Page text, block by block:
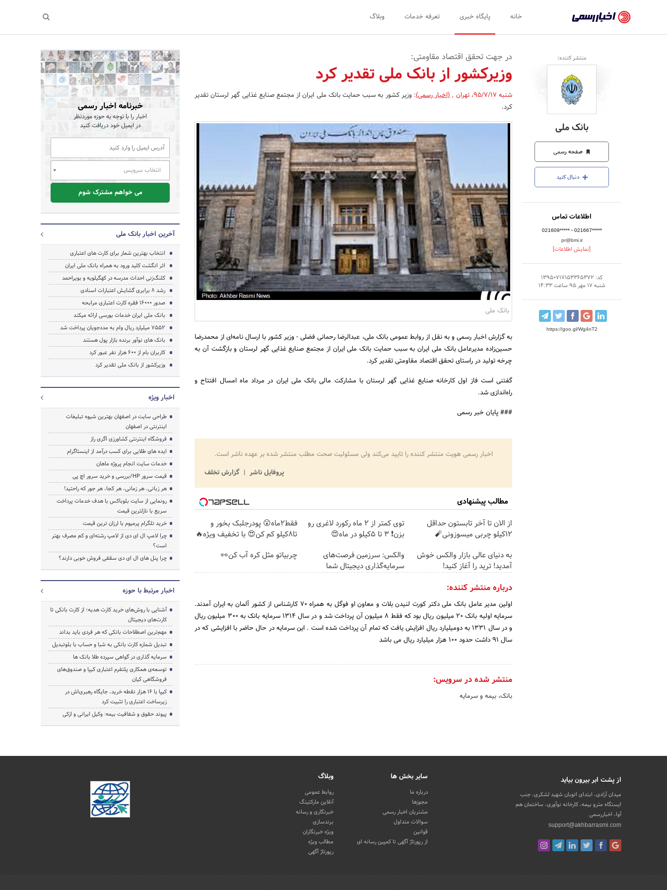
رسمی
-
اخبار
تایید
شده
شرکت‌ها،
سازمان‌ها
و
روابط
عمومی‌ها
خانه پایگاه خبری تعرفه خدمات وبلاگ
منتشر کننده:
بانک ملی
صفحه رسمی
دنبال کنید
اطلاعات تماس
021609***** - 021667*****
pr@bmi.ir
[نمایش اطلاعات]
کد: 13950717153365372
شنبه 17 مهر 95 ساعت 14:33
https://goo.gl/Wg4nT2
در جهت تحقق اقتصاد مقاومتی:
وزیرکشور از بانک ملی تقدیر کرد
شنبه 95/7/17 ،تهران ,(اخبار رسمی): وزیر کشور به سبب حمایت بانک ملی ایران از مجتمع صنایع غذایی گهر لرستان تقدیر
کرد.
بانک ملی
به گزارش اخبار رسمی و به نقل از روابط عمومی بانک ملی، عبدالرضا رحمانی فضلی - وزیر کشور با ارسال نامه‌ای از محمدرضا
حسین‌زاده مدیرعامل بانک ملی ایران به سبب حمایت بانک ملی ایران از مجتمع صنایع غذایی گهر لرستان و بازگشت آن به
چرخه تولید در راستای تحقق اقتصاد مقاومتی تقدیر کرد.
گفتنی است فاز اول کارخانه صنایع غذایی گهر لرستان با مشارکت مالی بانک ملی ایران در مرداد ماه امسال افتتاح و
راه‌اندازی شد.
### پایان خبر رسمی
اخبار رسمی هویت منتشر کننده را تایید می‌کند ولی مسئولیت صحت مطلب منتشر شده بر عهده ناشر است.
پروفایل ناشر
گزارش تخلف
مطالب پیشنهادی
از الان تا آخر تابستون حداقل
12کیلو چربی میسوزونی🧨
توی کمتر از 2 ماه رکورد لاغری رو
بزن❗ 3 تا 5کیلو در ماه😍
فقط2ماه😮 پودرجلبک بخور و
تا8کیلو کم کن😍 با تخفیف ویژه🔥
به دنیای عالی بازار والکس خوش
آمدید! ترید را آغاز کنید!
والکس: سرزمین فرصت‌های
سرمایه‌گذاری دیجیتال شما
چربیاتو مثل کره آب کن👀
درباره منتشر کننده:
اولین مدیر عامل بانک ملی دکتر کورت لنیدن بلات و معاون او فوگل به همراه 70 کارشناس از کشور آلمان به ایران آمدند.
سرمایه اولیه بانک 20 میلیون ریال بود که فقط 8 میلیون آن پرداخت شد و در سال 1314 سرمایه بانک به 300 میلیون ریال
و در سال 1331 به دومیلیارد ریال افزایش یافت که تمام آن پرداخت شده است . این سرمایه در حال حاضر با افزایشی که در
سال 91 داشت حدود 100 هزار میلیارد ریال می باشد
منتشر شده در سرویس:
بانک، بیمه و سرمایه
خبرنامه اخبار رسمی
اخبار را با توجه به حوزه موردنظر
در ایمیل خود دریافت کنید
انتخاب سرویس
می خواهم مشترک شوم
آخرین اخبار بانک ملی
انتخاب بهترین شعار برای کارت های اعتباری
اثر انگشت کلید ورود به همراه بانک ملی ایران
کلنگ‌زنی احداث مدرسه در کهگیلویه و بویراحمد
رشد 8 برابری گشایش اعتبارات اسنادی
صدور 16000 فقره کارت اعتباری مرابحه
بانک ملی ایران خدمات بورسی ارائه می‎کند
7552 میلیارد ریال وام به مددجویان پرداخت شد
بانک های نوآور برنده بازار پول هستند
کاربران بام از 600 هزار نفر عبور کرد
وزیرکشور از بانک ملی تقدیر کرد
اخبار ویژه
طراحی سایت در اصفهان بهترین شیوه تبلیغات
اینترنتی در اصفهان
فروشگاه اینترنتی کشاورزی اگری راز
ایده های طلایی برای کسب درآمد از اینستاگرام
خدمات سایت انجام پروژه ماهان
قیمت سرور HP/بررسی و خرید سرور اچ پی
هر زبانی، هر زمانی، هر کجا، هر جور که راحتید!
رونمایی از سایت بلوباکس با هدف خدمات پرداخت
سریع با نازلترین قیمت
خرید تلگرام پرمیوم با ارزان ترین قیمت
چرا لامپ ال ای دی از لامپ رشته‌ای و کم مصرف بهتر
است؟
چرا پنل های ال ای دی سقفی فروش خوبی دارند؟
اخبار مرتبط با حوزه
آشنایی با روش‌های خرید کارت هدیه؛ از کارت بانکی تا
کارت‌های دیجیتال
مهم‌ترین اصطلاحات بانکی که هر فردی باید بداند
تبدیل شماره کارت بانکی به شبا و حساب با بلوتبدیل
سرمایه گذاری در گواهی سپرده طلا بانک ها
توسعه‌ی همکاری‌ پلتفرم اعتباری کیپا و صندوق‌های
فروشگاهی کیان
کیپا با ۱۶ هزار نقطه خرید، جایگاه رهبری‌اش در
زیرساخت اعتباری را تثبیت کرد
پیوند حقوق و شفافیت بیمه: وکیل ایرانی و ازکی
از پشت ابر بیرون بیاید
میدان آزادی، ابتدای اتوبان شهید لشکری، جنب
ایستگاه مترو بیمه، کارخانه نوآوری، ساختمان هم
آوا، اخباررسمی
support@akhbarrasmi.com
سایر بخش ها
درباره ما
مجوزها
مشتریان اخبار رسمی
سوالات متداول
قوانین
از رپورتاژ آگهی تا کمپین رسانه ای
وبلاگ
روابط عمومی
آنلاین مارکتینگ
خبرنگاری و رسانه
برندسازی
ویژه خبرنگاران
مطالب ویژه
رپورتاژ آگهی